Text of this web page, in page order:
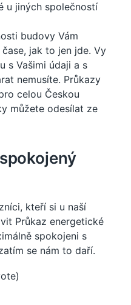
u jiných společností
budovy Vám
jak to jen jde. Vy
s Vašimi údaji a s
nemusíte. Průkazy
celou Českou
můžete odesílat ze
kteří si u naší
Průkaz energetické
spokojeni s
se nám to daří.